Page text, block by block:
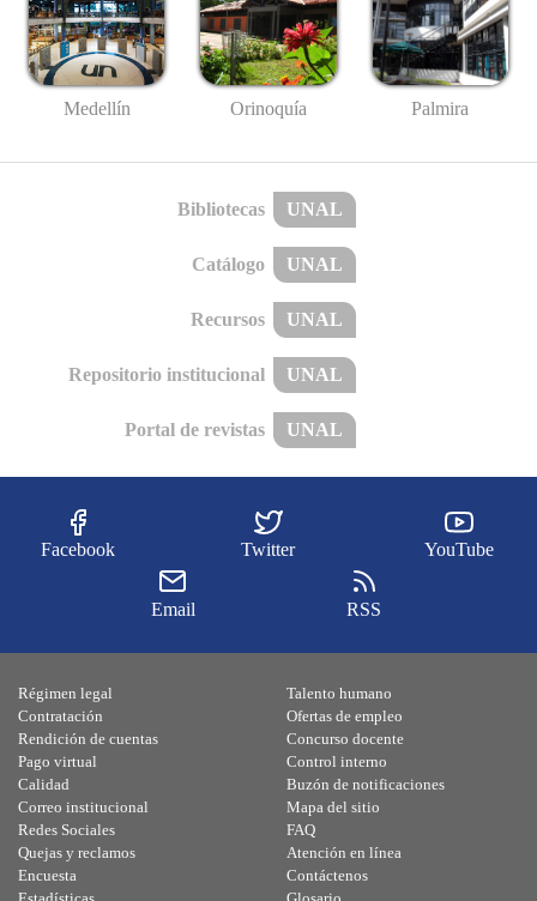
Medellín Orinoquía Palmira
Bibliotecas UNAL
Catálogo UNAL
Recursos UNAL
Repositorio institucional UNAL
Portal de revistas UNAL
Facebook Twitter YouTube
Email RSS
Régimen legal
Contratación
Rendición de cuentas
Pago virtual
Calidad
Talento humano
Ofertas de empleo
Concurso docente
Control interno
Buzón de notificaciones
Correo institucional
Redes Sociales
Quejas y reclamos
Encuesta
Mapa del sitio
FAQ
Atención en línea
Contáctenos